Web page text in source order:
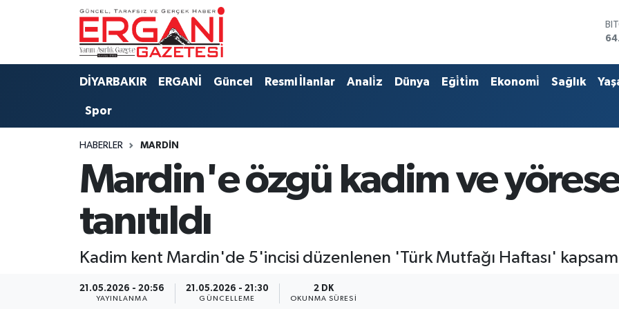
DİYARBAKIR ERGANİ Güncel Resmi İlanlar Anali̇z Dünya Eği̇ti̇m Ekonomi̇ Sağlık
Spor
HABERLER MARDIN
Mardin'e özgü kadim ve
tanıtıldı
Kadim kent Mardin'de 5'incisi düzenlenen 'Türk Mutfağı Haftası'
21.05.2026 - 20:56
YAYINLANMA
21.05.2026 - 21:30
GÜNCELLEME
2 DK
OKUNMA SÜRESI
DİYARBAKIR
BAĞLAR
ERGANİ
Resmi İlanlar
Ergani Nöbetçi Eczaneler
Ergani Hava Durumu
Tüm Manşetler
Son Dakika Haberleri
Haber Arşivi